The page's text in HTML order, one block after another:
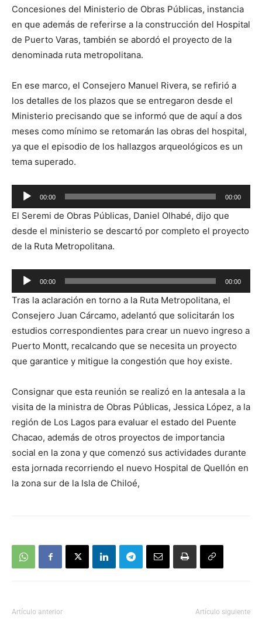
Concesiones del Ministerio de Obras Públicas, instancia
en que además de referirse a la construcción del Hospital
de Puerto Varas, también se abordó el proyecto de la
denominada ruta metropolitana.
En ese marco, el Consejero Manuel Rivera, se refirió a
los detalles de los plazos que se entregaron desde el
Ministerio precisando que se informó que de aquí a dos
meses como mínimo se retomarán las obras del hospital,
ya que el episodio de los hallazgos arqueológicos es un
tema superado.
Reproductor
de
audio
00:00 00:00
El Seremi de Obras Públicas, Daniel Olhabé, dijo que
desde el ministerio se descartó por completo el proyecto
de la Ruta Metropolitana.
Reproductor
de
audio
00:00 00:00
Tras la aclaración en torno a la Ruta Metropolitana, el
Consejero Juan Cárcamo, adelantó que solicitarán los
estudios correspondientes para crear un nuevo ingreso a
Puerto Montt, recalcando que se necesita un proyecto
que garantice y mitigue la congestión que hoy existe.
Consignar que esta reunión se realizó en la antesala a la
visita de la ministra de Obras Públicas, Jessica López, a la
región de Los Lagos para evaluar el estado del Puente
Chacao, además de otros proyectos de importancia
social en la zona y que comenzó sus actividades durante
esta jornada recorriendo el nuevo Hospital de Quellón en
la zona sur de la Isla de Chiloé,
Artículo anterior Artículo siguiente